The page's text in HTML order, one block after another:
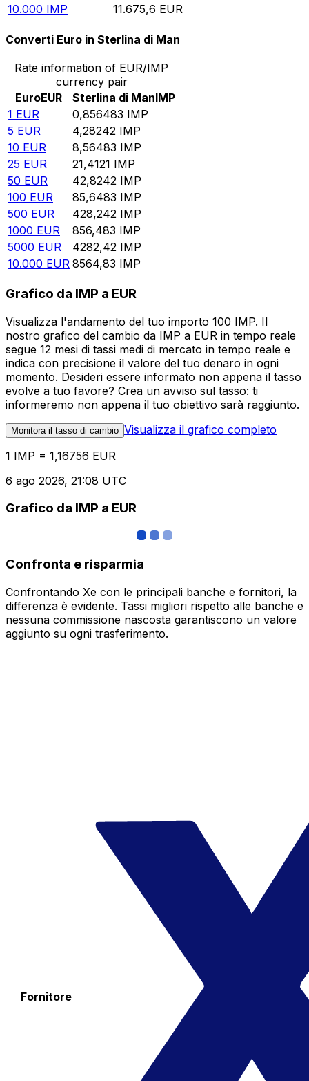
10.000 IMP 11.675,6 EUR
Converti Euro in Sterlina di Man
Rate information of EUR/IMP
currency pair
EuroEUR Sterlina di ManIMP
1 EUR 0,856483 IMP
5 EUR 4,28242 IMP
10 EUR 8,56483 IMP
25 EUR 21,4121 IMP
50 EUR 42,8242 IMP
100 EUR 85,6483 IMP
500 EUR 428,242 IMP
1000 EUR 856,483 IMP
5000 EUR 4282,42 IMP
10.000 EUR 8564,83 IMP
Grafico da IMP a EUR
Visualizza l'andamento del tuo importo 100 IMP. Il
nostro grafico del cambio da IMP a EUR in tempo reale
segue 12 mesi di tassi medi di mercato in tempo reale e
indica con precisione il valore del tuo denaro in ogni
momento. Desideri essere informato non appena il tasso
evolve a tuo favore? Crea un avviso sul tasso: ti
informeremo non appena il tuo obiettivo sarà raggiunto.
Monitora il tasso di cambio Visualizza il grafico completo
1 IMP = 1,16756 EUR
6 ago 2026, 21:08 UTC
Grafico da IMP a EUR
Confronta e risparmia
Confrontando Xe con le principali banche e fornitori, la
differenza è evidente. Tassi migliori rispetto alle banche e
nessuna commissione nascosta garantiscono un valore
aggiunto su ogni trasferimento.
Fornitore